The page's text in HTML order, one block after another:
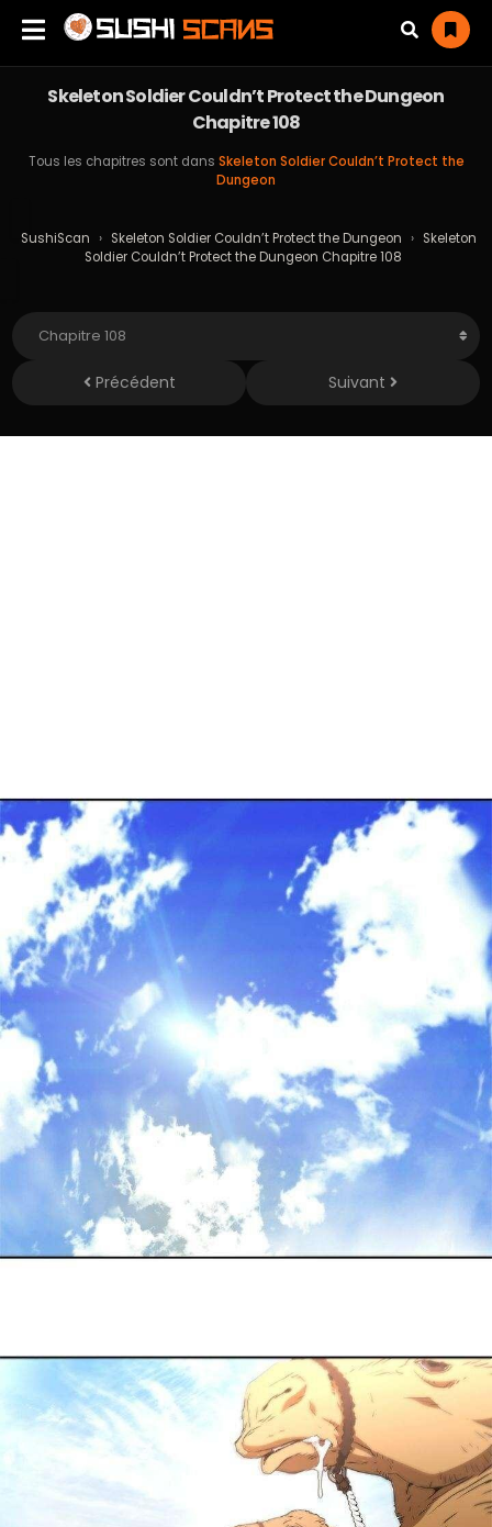
Skeleton Soldier Couldn’t Protect the Dungeon
Chapitre 108
Tous les chapitres sont dans Skeleton Soldier Couldn’t Protect the
Dungeon
SushiScan › Skeleton Soldier Couldn’t Protect the Dungeon › Skeleton
Soldier Couldn’t Protect the Dungeon Chapitre 108
Précédent Suivant